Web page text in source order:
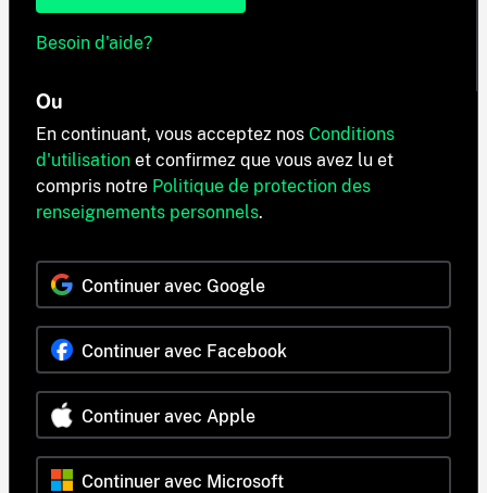
Besoin d'aide?
Ou
En continuant, vous acceptez nos Conditions
d'utilisation et confirmez que vous avez lu et
compris notre Politique de protection des
renseignements personnels.
Continuer avec Google
Continuer avec Facebook
Continuer avec Apple
Continuer avec Microsoft